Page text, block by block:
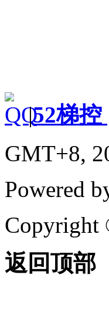
|52梯
GMT+8,
Powered
Copyright
返回顶部